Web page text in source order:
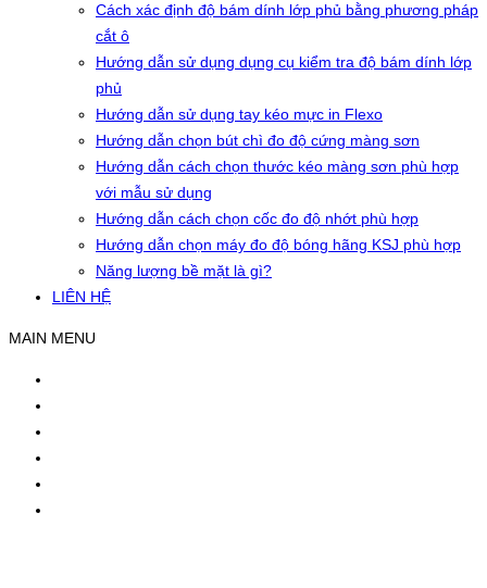
Cách xác định độ bám dính lớp phủ bằng phương pháp
cắt ô
Hướng dẫn sử dụng dụng cụ kiểm tra độ bám dính lớp
phủ
Hướng dẫn sử dụng tay kéo mực in Flexo
Hướng dẫn chọn bút chì đo độ cứng màng sơn
Hướng dẫn cách chọn thước kéo màng sơn phù hợp
với mẫu sử dụng
Hướng dẫn cách chọn cốc đo độ nhớt phù hợp
Hướng dẫn chọn máy đo độ bóng hãng KSJ phù hợp
Năng lượng bề mặt là gì?
LIÊN HỆ
MAIN MENU